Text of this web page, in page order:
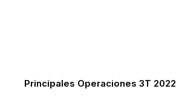
Principales Operaciones 3T 2022